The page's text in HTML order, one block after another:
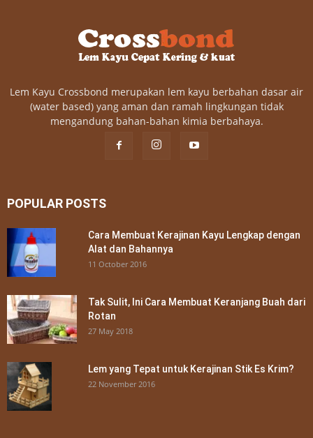
Lem Kayu Crossbond merupakan lem kayu berbahan dasar air
(water based) yang aman dan ramah lingkungan tidak
mengandung bahan-bahan kimia berbahaya.
POPULAR POSTS
Cara Membuat Kerajinan Kayu Lengkap dengan
Alat dan Bahannya
11 October 2016
Tak Sulit, Ini Cara Membuat Keranjang Buah dari
Rotan
27 May 2018
Lem yang Tepat untuk Kerajinan Stik Es Krim?
22 November 2016